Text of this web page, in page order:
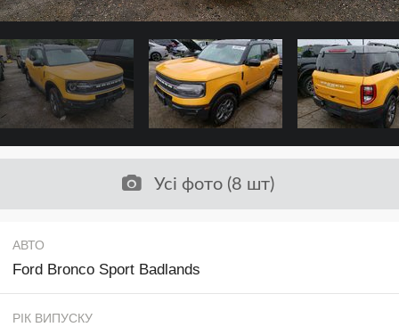
Усі фото (8 шт)
АВТО
Ford Bronco Sport Badlands
РІК ВИПУСКУ